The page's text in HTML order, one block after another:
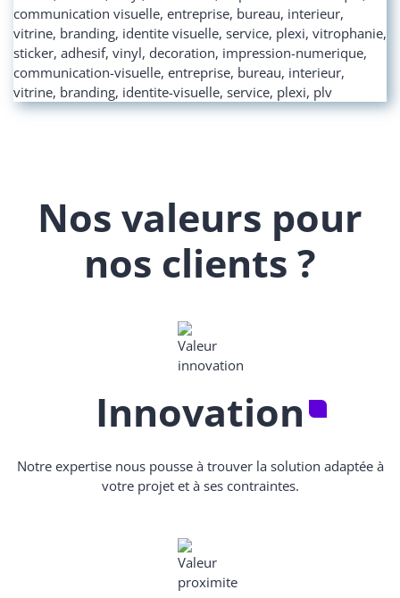
Nos valeurs pour
nos clients ?
Innovation
Notre expertise nous pousse à trouver la solution adaptée à
votre projet et à ses contraintes.